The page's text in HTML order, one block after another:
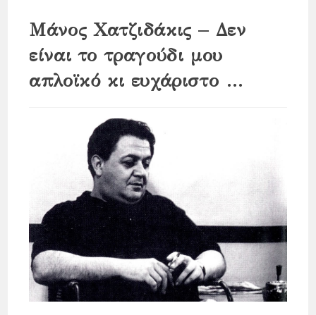
Μάνος Χατζιδάκις – Δεν
είναι το τραγούδι μου
απλοϊκό κι ευχάριστο …